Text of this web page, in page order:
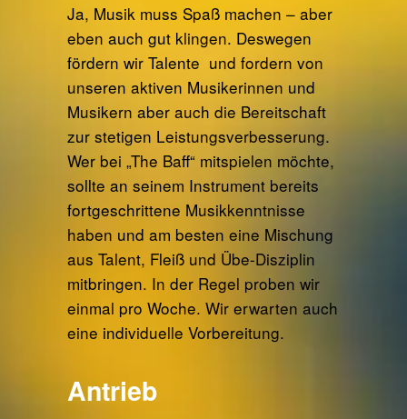
Ja, Musik muss Spaß machen – aber
eben auch gut klingen. Deswegen
fördern wir Talente und fordern von
unseren aktiven Musikerinnen und
Musikern aber auch die Bereitschaft
zur stetigen Leistungsverbesserung.
Wer bei „The Baff“ mitspielen möchte,
sollte an seinem Instrument bereits
fortgeschrittene Musikkenntnisse
haben und am besten eine Mischung
aus Talent, Fleiß und Übe-Disziplin
mitbringen. In der Regel proben wir
einmal pro Woche. Wir erwarten auch
eine individuelle Vorbereitung.
Antrieb